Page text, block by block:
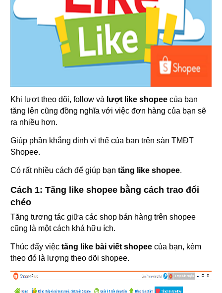
Khi lượt theo dõi, follow và lượt like shopee của bạn
tăng lên cũng đồng nghĩa với việc đơn hàng của bạn sẽ
ra nhiều hơn.
Giúp phần khẳng định vị thế của bạn trên sàn TMĐT
Shopee.
Có rất nhiều cách để giúp bạn tăng like shopee.
Cách 1: Tăng like shopee bằng cách trao đổi
chéo
Tăng tương tác giữa các shop bán hàng trên shopee
cũng là một cách khá hữu ích.
Thúc đẩy việc tăng like bài viết shopee của bạn, kèm
theo đó là lượng theo dõi shopee.